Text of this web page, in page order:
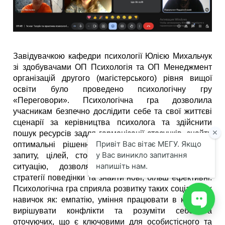
Завідувачкою кафедри психології Юлією Михальчук
зі здобувачами ОП Психологія та ОП Менеджмент
організацій другого (магістерського) рівня вищої
освіти було проведено психологічну гру
«Переговори». Психологічна гра дозволила
учасникам безпечно дослідити себе та свої життєві
сценарії за керівництва психолога та здійснити
пошук ресурсів задля гармонізації стосунків, знайти
оптимальні рішення для конкретного життєвого
запиту, цілей, стосунків. Гра імітувала життєву
ситуацію, дозволяючи проаналізувати поточні
стратегії поведінки та знайти нові, більш ефективні.
Психологічна гра сприяла розвитку таких соціальних
навичок як: емпатію, уміння працювати в команді,
вирішувати конфлікти та розуміти себе та
оточуючих, що є ключовими для особистісного та